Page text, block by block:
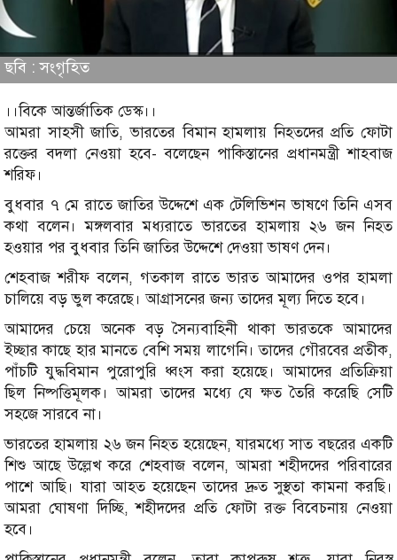
ছবি : সংগৃহিত
।।বিকে আন্তর্জাতিক ডেস্ক।।
আমরা সাহসী জাতি, ভারতের বিমান হামলায় নিহতদের প্রতি ফোটা
রক্তের বদলা নেওয়া হবে- বলেছেন পাকিস্তানের প্রধানমন্ত্রী শাহবাজ
শরিফ।
বুধবার ৭ মে রাতে জাতির উদ্দেশে এক টেলিভিশন ভাষণে তিনি এসব
কথা বলেন। মঙ্গলবার মধ্যরাতে ভারতের হামলায় ২৬ জন নিহত
হওয়ার পর বুধবার তিনি জাতির উদ্দেশে দেওয়া ভাষণ দেন।
শেহবাজ শরীফ বলেন, গতকাল রাতে ভারত আমাদের ওপর হামলা
চালিয়ে বড় ভুল করেছে। আগ্রাসনের জন্য তাদের মূল্য দিতে হবে।
আমাদের চেয়ে অনেক বড় সৈন্যবাহিনী থাকা ভারতকে আমাদের
ইচ্ছার কাছে হার মানতে বেশি সময় লাগেনি। তাদের গৌরবের প্রতীক,
পাঁচটি যুদ্ধবিমান পুরোপুরি ধ্বংস করা হয়েছে। আমাদের প্রতিক্রিয়া
ছিল নিষ্পত্তিমূলক। আমরা তাদের মধ্যে যে ক্ষত তৈরি করেছি সেটি
সহজে সারবে না।
ভারতের হামলায় ২৬ জন নিহত হয়েছেন, যারমধ্যে সাত বছরের একটি
শিশু আছে উল্লেখ করে শেহবাজ বলেন, আমরা শহীদদের পরিবারের
পাশে আছি। যারা আহত হয়েছেন তাদের দ্রুত সুস্থতা কামনা করছি।
আমরা ঘোষণা দিচ্ছি, শহীদদের প্রতি ফোটা রক্ত বিবেচনায় নেওয়া
হবে।